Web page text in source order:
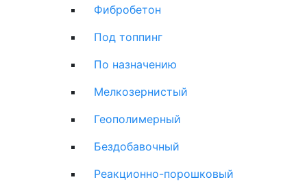
Фибробетон
Под топпинг
По назначению
Мелкозернистый
Геополимерный
Бездобавочный
Реакционно-порошковый